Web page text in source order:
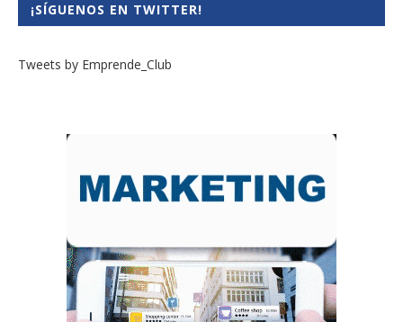
¡SÍGUENOS EN TWITTER!
Tweets by Emprende_Club